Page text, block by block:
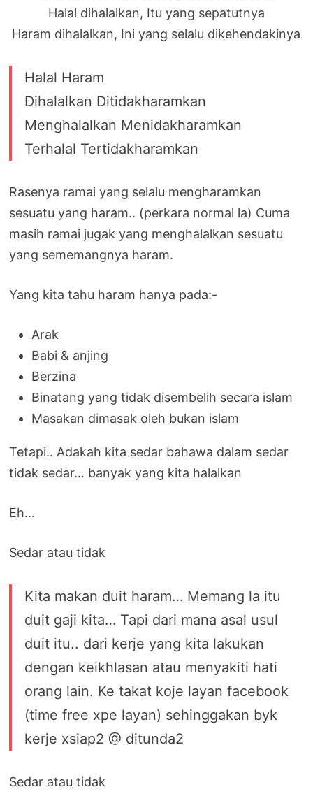
Halal dihalalkan, Itu yang sepatutnya
Haram dihalalkan, Ini yang selalu dikehendakinya
Halal Haram
Dihalalkan Ditidakharamkan
Menghalalkan Menidakharamkan
Terhalal Tertidakharamkan
Rasenya ramai yang selalu mengharamkan
sesuatu yang haram.. (perkara normal la) Cuma
masih ramai jugak yang menghalalkan sesuatu
yang sememangnya haram.
Yang kita tahu haram hanya pada:-
Arak
Babi & anjing
Berzina
Binatang yang tidak disembelih secara islam
Masakan dimasak oleh bukan islam
Tetapi.. Adakah kita sedar bahawa dalam sedar
tidak sedar… banyak yang kita halalkan
Eh…
Sedar atau tidak
Kita makan duit haram… Memang la itu
duit gaji kita… Tapi dari mana asal usul
duit itu.. dari kerje yang kita lakukan
dengan keikhlasan atau menyakiti hati
orang lain. Ke takat koje layan facebook
(time free xpe layan) sehinggakan byk
kerje xsiap2 @ ditunda2
Sedar atau tidak